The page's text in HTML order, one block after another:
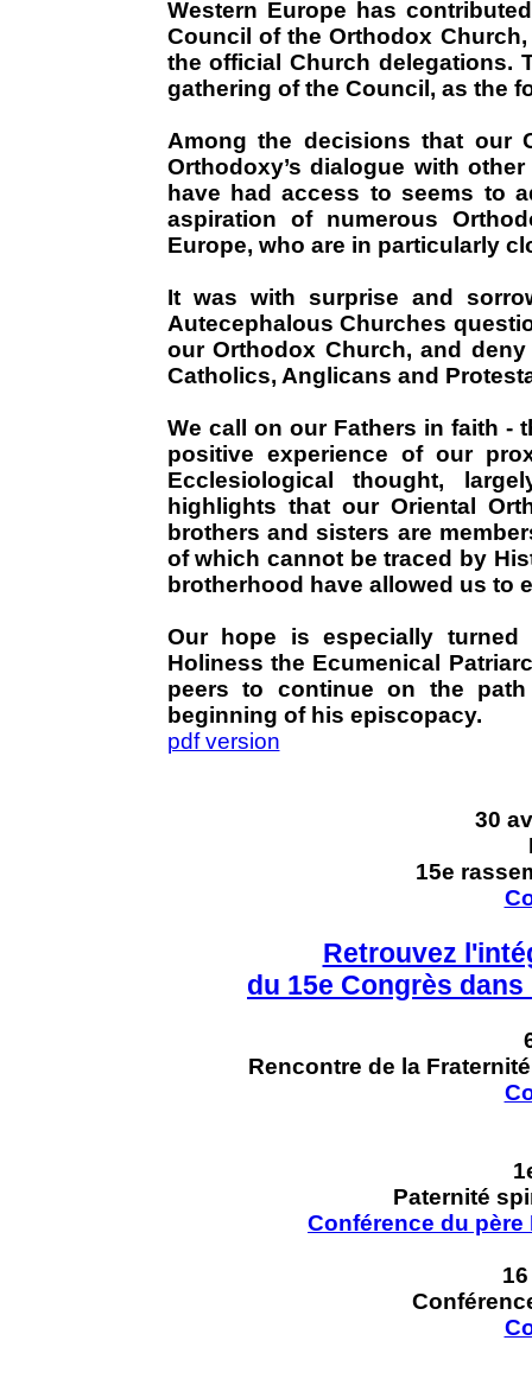
Western Europe has
Council of the Orthodox
the official Church delegations.
gathering of the Council, as the
Among the decisions that our
Orthodoxy’s dialogue with
have had access to seems to
aspiration of numerous
Europe, who are in particularly
It was with surprise and
Autecephalous Churches
our Orthodox Church, and
Catholics, Anglicans and
We call on our Fathers in faith -
positive experience of our
Ecclesiological thought,
highlights that our Oriental
brothers and sisters are
of which cannot be traced by
brotherhood have allowed us to
Our hope is especially
Holiness the Ecumenical
peers to continue on the
beginning of his episcopacy.
pdf version
30
15e
Retrouvez
du 15e Congrès
Rencontre de la
Paternité
Conférence du